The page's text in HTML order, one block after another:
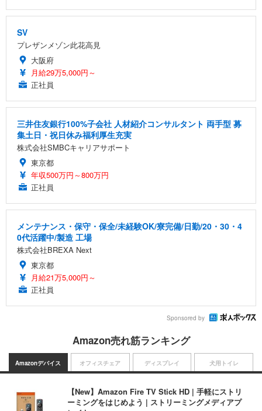
SV
プレザンメゾン此花高見
大阪府
月給29万5,000円～
正社員
三井住友銀行100%子会社 人材紹介コンサルタント 両手型 募
集土日・祝日休み福利厚生充実
株式会社SMBCキャリアサポート
東京都
年収500万円～800万円
正社員
メンテナンス・保守・保全/未経験OK/寮完備/日勤/20・30・4
0代活躍中/製造 工場
株式会社BREXA Next
東京都
月給21万5,000円～
正社員
Sponsored by
Amazon売れ筋ランキング
Amazonデバイス
【New】Amazon Fire TV Stick HD | 手軽にストリ
ーミングをはじめよう | ストリーミングメディアプ
オフィスチェア ディスプレイ 犬用トイレ